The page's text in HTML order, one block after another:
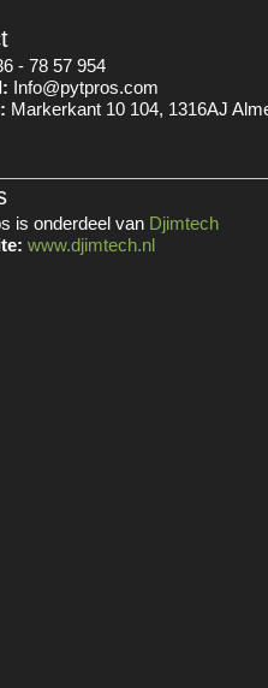
- 78 57 954
Info@pytpros.com
Markerkant 10 104, 1316AJ
is onderdeel van Djimtech
www.djimtech.nl